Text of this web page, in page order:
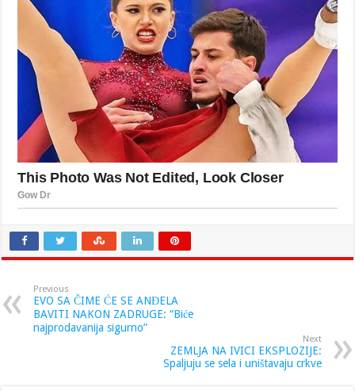
Previous
EVO SA ČIME ĆE SE ANĐELA
BAVITI NAKON ZADRUGE: “Biće
najprodavanija sigurno”
Next
ZEMLJA NA IVICI EKSPLOZIJE:
Spaljuju se sela i uništavaju crkve